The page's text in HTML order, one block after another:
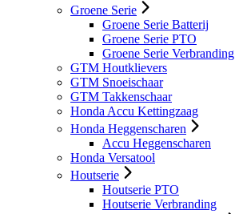
Groene Serie
Groene Serie Batterij
Groene Serie PTO
Groene Serie Verbranding
GTM Houtklievers
GTM Snoeischaar
GTM Takkenschaar
Honda Accu Kettingzaag
Honda Heggenscharen
Accu Heggenscharen
Honda Versatool
Houtserie
Houtserie PTO
Houtserie Verbranding